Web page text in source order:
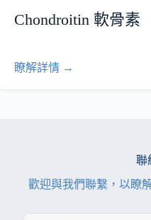
Chondroitin 軟骨素
瞭解詳情 →
聯
歡迎與我們聯繫，以瞭